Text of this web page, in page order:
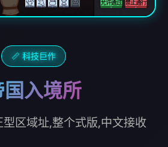
📏 科技巨作
国入境所
区域址,整个式版,中文接收